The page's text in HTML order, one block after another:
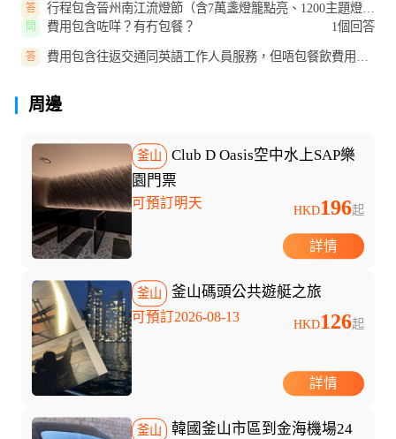
答
行程包含晉州南江流燈節（含7萬盞燈籠點亮、1200主題燈
籠、1000無人機+煙花秀、祈願燈...
問 費用包含咗咩？有冇包餐？ 1個回答
答
費用包含往返交通同英語工作人員服務，但唔包餐飲費用、
周邊
釜山
Club D Oasis空中水上SAP樂
園門票
可預訂明天 HKD196起
詳情
釜山 釜山碼頭公共遊艇之旅
可預訂2026-08-13 HKD126起
詳情
釜山
韓國釜山市區到金海機場24